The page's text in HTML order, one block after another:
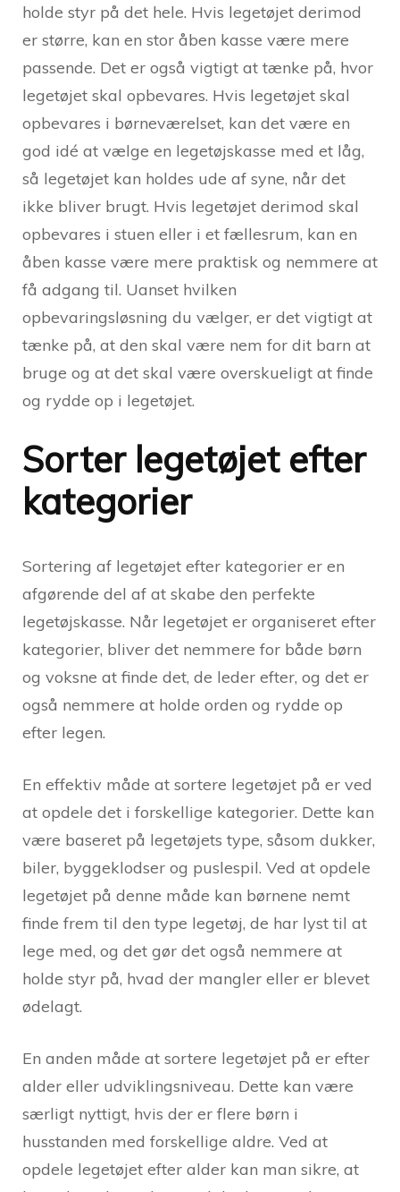
holde styr på det hele. Hvis legetøjet derimod
er større, kan en stor åben kasse være mere
passende. Det er også vigtigt at tænke på, hvor
legetøjet skal opbevares. Hvis legetøjet skal
opbevares i børneværelset, kan det være en
god idé at vælge en legetøjskasse med et låg,
så legetøjet kan holdes ude af syne, når det
ikke bliver brugt. Hvis legetøjet derimod skal
opbevares i stuen eller i et fællesrum, kan en
åben kasse være mere praktisk og nemmere at
få adgang til. Uanset hvilken
opbevaringsløsning du vælger, er det vigtigt at
tænke på, at den skal være nem for dit barn at
bruge og at det skal være overskueligt at finde
og rydde op i legetøjet.
Sorter legetøjet efter
kategorier
Sortering af legetøjet efter kategorier er en
afgørende del af at skabe den perfekte
legetøjskasse. Når legetøjet er organiseret efter
kategorier, bliver det nemmere for både børn
og voksne at finde det, de leder efter, og det er
også nemmere at holde orden og rydde op
efter legen.
En effektiv måde at sortere legetøjet på er ved
at opdele det i forskellige kategorier. Dette kan
være baseret på legetøjets type, såsom dukker,
biler, byggeklodser og puslespil. Ved at opdele
legetøjet på denne måde kan børnene nemt
finde frem til den type legetøj, de har lyst til at
lege med, og det gør det også nemmere at
holde styr på, hvad der mangler eller er blevet
ødelagt.
En anden måde at sortere legetøjet på er efter
alder eller udviklingsniveau. Dette kan være
særligt nyttigt, hvis der er flere børn i
husstanden med forskellige aldre. Ved at
opdele legetøjet efter alder kan man sikre, at